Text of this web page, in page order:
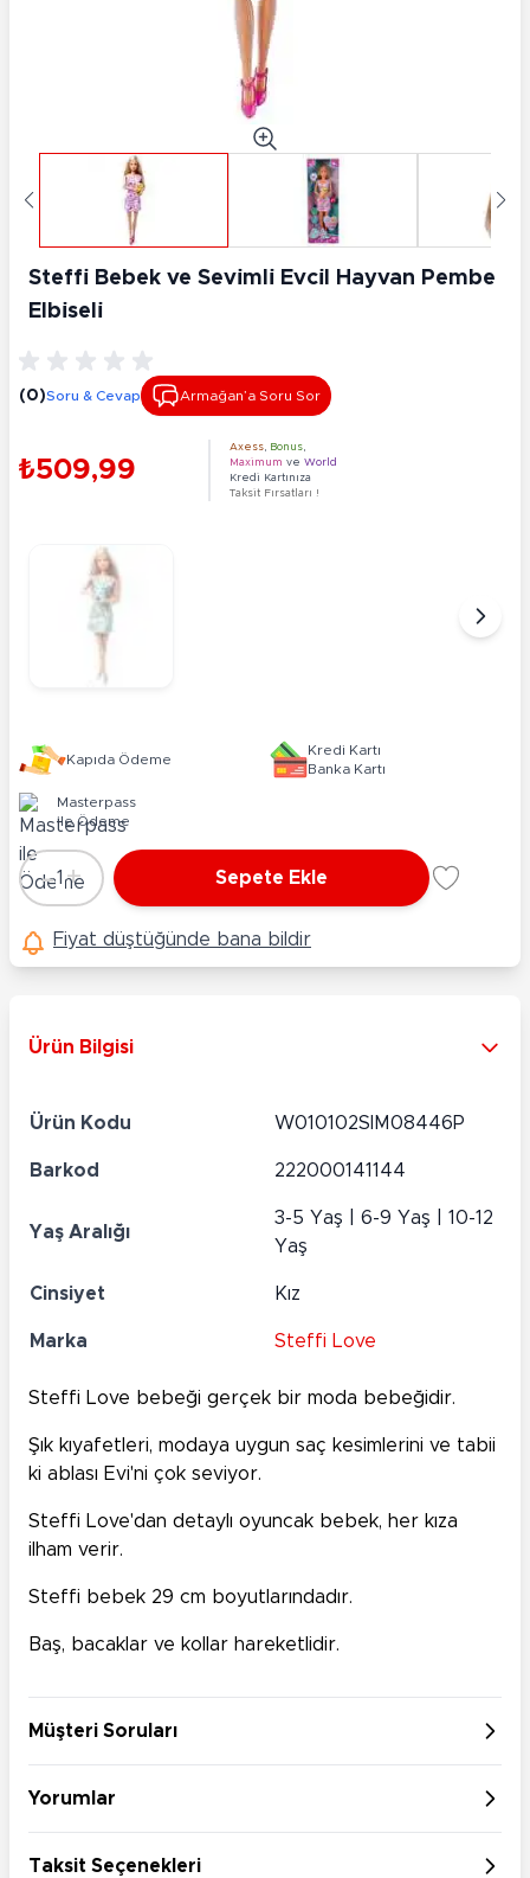
Steffi̇ Bebek ve Sevi̇mli̇ Evci̇l Hayvan Pembe
Elbi̇seli̇
(0)Soru & Cevap Armağan’a Soru Sor
₺509,99
Axess Bonus
Maximum ve World
Kredi Kartınıza
Taksit Fırsatları !
Kapıda Ödeme
Kredi Kartı
Banka Kartı
Masterpass
ile Ödeme
Adet
-1 + Sepete Ekle
Fiyat düştüğünde bana bildir
Ürün Bilgisi
Ürün Kodu W010102SIM08446P
Barkod 222000141144
Yaş Aralığı
3-5 Yaş | 6-9 Yaş | 10-12
Yaş
Cinsiyet Kız
Marka Steffi Love
Steffi Love bebeği gerçek bir moda bebeğidir.
Şık kıyafetleri, modaya uygun saç kesimlerini ve tabii
ki ablası Evi'ni çok seviyor.
Steffi Love'dan detaylı oyuncak bebek, her kıza
ilham verir.
Steffi bebek 29 cm boyutlarındadır.
Baş, bacaklar ve kollar hareketlidir.
Müşteri Soruları
Yorumlar
Taksit Seçenekleri